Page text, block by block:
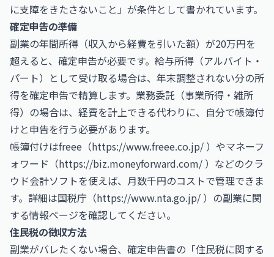
に支障をきたさないこと」が条件として書かれています。
確定申告の準備
副業の年間所得（収入から経費を引いた額）が20万円を
超えると、確定申告が必要です。給与所得（アルバイト・
パート）として受け取る場合は、年末調整されない分の所
得を確定申告で精算します。業務委託（事業所得・雑所
得）の場合は、経費を計上できる代わりに、自分で帳簿付
けと申告を行う必要があります。
帳簿付けはfreee（https://www.freee.co.jp/ ）やマネーフ
ォワード（https://biz.moneyforward.com/ ）などのクラ
ウド会計ソフトを使えば、月数千円のコストで管理できま
す。詳細は国税庁（https://www.nta.go.jp/ ）の副業に関
する情報ページを確認してください。
住民税の徴収方法
副業がバレたくない場合、確定申告書の「住民税に関する